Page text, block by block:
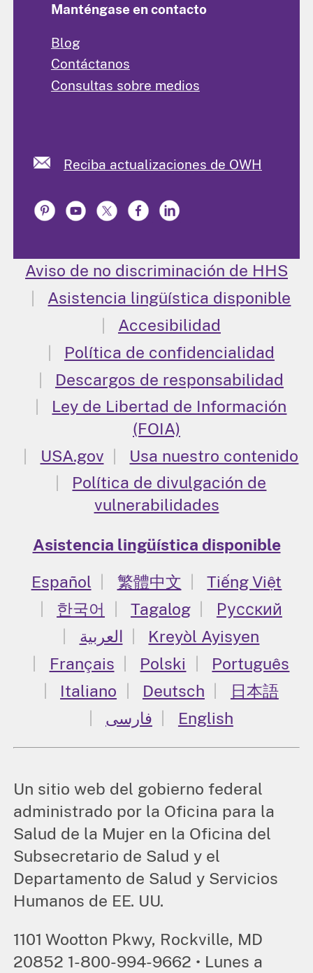
Manténgase en contacto
Blog
Contáctanos
Consultas sobre medios
Reciba actualizaciones de OWH
Aviso de no discriminación de HHS
Asistencia lingüística disponible
Accesibilidad
Política de confidencialidad
Descargos de responsabilidad
Ley de Libertad de Información
(FOIA)
USA.gov
Usa nuestro contenido
Política de divulgación de
vulnerabilidades
Asistencia lingüística disponible
Español
繁體中文
Tiếng Việt
한국어
Tagalog
Русский
العربية
Kreyòl Ayisyen
Français
Polski
Português
Italiano
Deutsch
日本語
فارسی
English
Un sitio web del gobierno federal
administrado por la Oficina para la
Salud de la Mujer en la Oficina del
Subsecretario de Salud y el
Departamento de Salud y Servicios
Humanos de EE. UU.
1101 Wootton Pkwy, Rockville, MD
20852 1-800-994-9662 • Lunes a